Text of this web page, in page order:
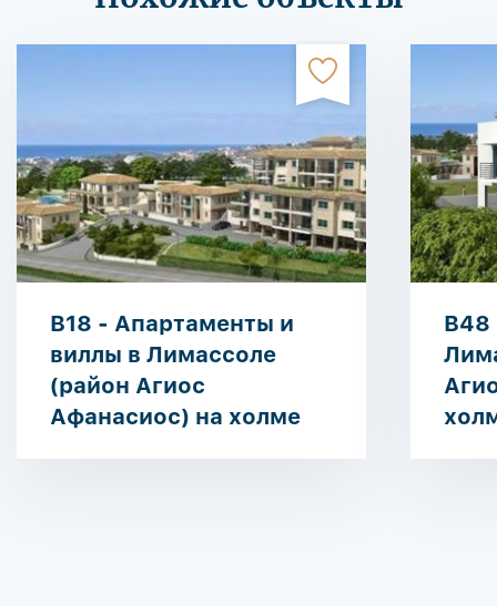
B18 - Апартаменты и
виллы в Лимассоле
(район Агиос
Афанасиос) на холме
B48